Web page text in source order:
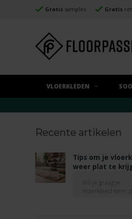
Gratis samples Gratis
VLOERKLEDEN
Recente artikelen
Tips om je
weer plat te